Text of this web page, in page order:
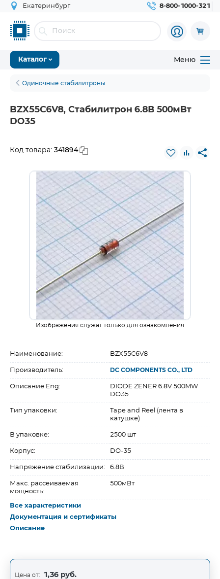
Екатеринбург 8-800-1000-321
Каталог Меню
Одиночные стабилитроны
BZX55C6V8, Стабилитрон 6.8В 500мВт
DO35
Код товара: 341894
Изображения служат только для ознакомления
Наименование: BZX55C6V8
Производитель: DC COMPONENTS CO., LTD
Описание Eng:
DIODE ZENER 6.8V 500MW
DO35
Тип упаковки:
Tape and Reel (лента в
катушке)
В упаковке: 2500 шт
Корпус: DO-35
Напряжение стабилизации: 6.8В
Макс. рассеиваемая
мощность:
500мВт
Все характеристики
Документация и сертификаты
Описание
Цена от: 1,36 руб.